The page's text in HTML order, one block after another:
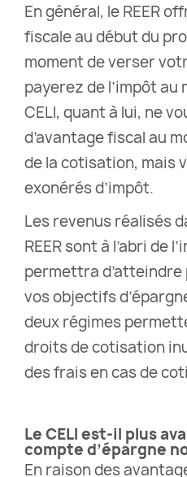
En général, le REER
fiscale au début du
moment de verser
payerez de l’impôt
CELI, quant à lui, ne
d’avantage fiscal au
de la cotisation, mais
exonérés d’impôt.
Les revenus réalisés
REER sont à l’abri de
permettra d’atteindre
vos objectifs
deux régimes
droits de cotisation
des frais en cas de
Le CELI est-il plus
compte d’épargne
En raison des